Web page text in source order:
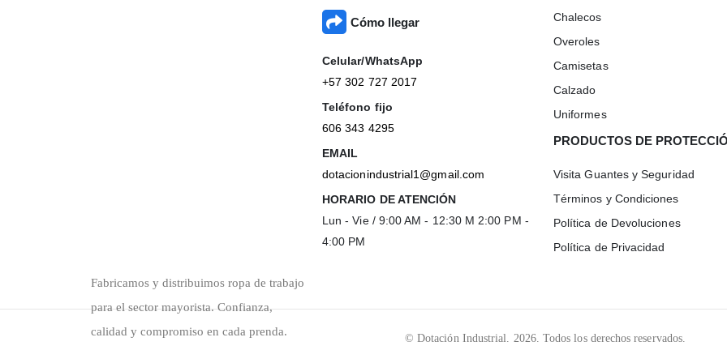
Fabricamos y distribuimos ropa de trabajo
para el sector mayorista. Confianza,
calidad y compromiso en cada prenda.
Cómo llegar
Celular/WhatsApp
+57 302 727 2017
Teléfono fijo
606 343 4295
EMAIL
dotacionindustrial1@gmail.com
HORARIO DE ATENCIÓN
Lun - Vie / 9:00 AM - 12:30 M 2:00 PM -
4:00 PM
Chalecos
Overoles
Camisetas
Calzado
Uniformes
PRODUCTOS DE
Visita Guantes y Seguridad
Términos y Condiciones
Política de Devoluciones
Política de Privacidad
© Dotación Industrial. 2026. Todos los derechos reservados.